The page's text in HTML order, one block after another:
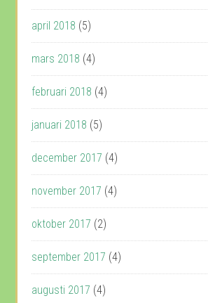
april 2018 (5)
mars 2018 (4)
februari 2018 (4)
januari 2018 (5)
december 2017 (4)
november 2017 (4)
oktober 2017 (2)
september 2017 (4)
augusti 2017 (4)